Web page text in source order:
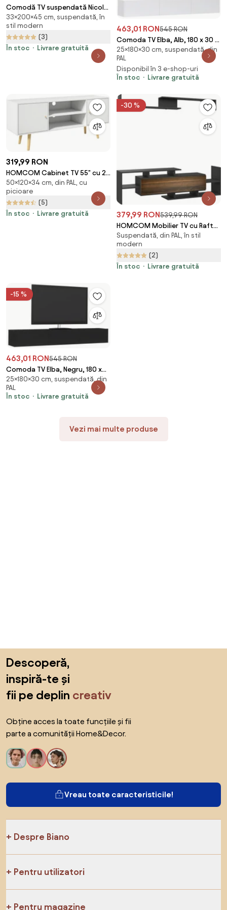
Comodă TV suspendată Nicole
200 cm cu sertar - mat cașmir
33×200×45 cm, suspendată, în
stil modern
(3)
În stoc
Livrare gratuită
463,01 RON545 RON
Comoda TV Elba, Alb, 180 x 30 x
25 cm
25×180×30 cm, suspendată, din
PAL
Disponibil în 3 e-shop-uri
În stoc
Livrare gratuită
319,99 RON
HOMCOM Cabinet TV 55" cu 2
Dulapuri, Uși și 2 Rafturi
Deschise, Consolă TV din Lemn
și PAL, 120x34x50 cm, Alb |
Aosom Romania
50×120×34 cm, din PAL, cu
picioare
(5)
În stoc
Livrare gratuită
-30 %
379,99 RON539,99 RON
HOMCOM Mobilier TV cu Raft
de Perete, Rafturi Deschise și
Dulăpior din Lemn, 153,6x25x42
cm, Negru | Aosom Romania
Suspendată, din PAL, în stil
modern
(2)
În stoc
Livrare gratuită
-15 %
463,01 RON545 RON
Comoda TV Elba, Negru, 180 x
30 x 25 cm
25×180×30 cm, suspendată, din
PAL
În stoc
Livrare gratuită
Vezi mai multe produse
Descoperă,
inspiră-te și
fii pe deplin creativ
Obține acces la toate funcțiile și fii
parte a comunității Home&Decor.
Vreau toate caracteristicile!
Despre Biano
Pentru utilizatori
Pentru magazine